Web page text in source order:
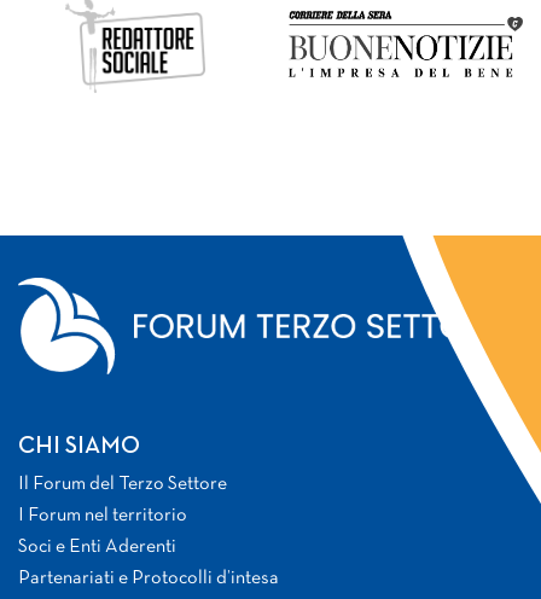
CHI SIAMO
Il Forum del Terzo Settore
I Forum nel territorio
Soci e Enti Aderenti
Partenariati e Protocolli d’intesa